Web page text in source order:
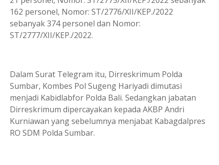
162 personel, Nomor: ST/2776/XII/KEP./2022
sebanyak 374 personel dan Nomor:
ST/2777/XII/KEP./2022.
Dalam Surat Telegram itu, Dirreskrimum Polda
Sumbar, Kombes Pol Su­geng Hariyadi dimutasi
menjadi Kabidlabfor Polda Bali. Sedangkan jabatan
Dirreskrimum dipercayakan kepada AKBP Andri
Kurniawan yang sebelumnya menjabat Kabagdalpres
RO SDM Polda Sumbar.